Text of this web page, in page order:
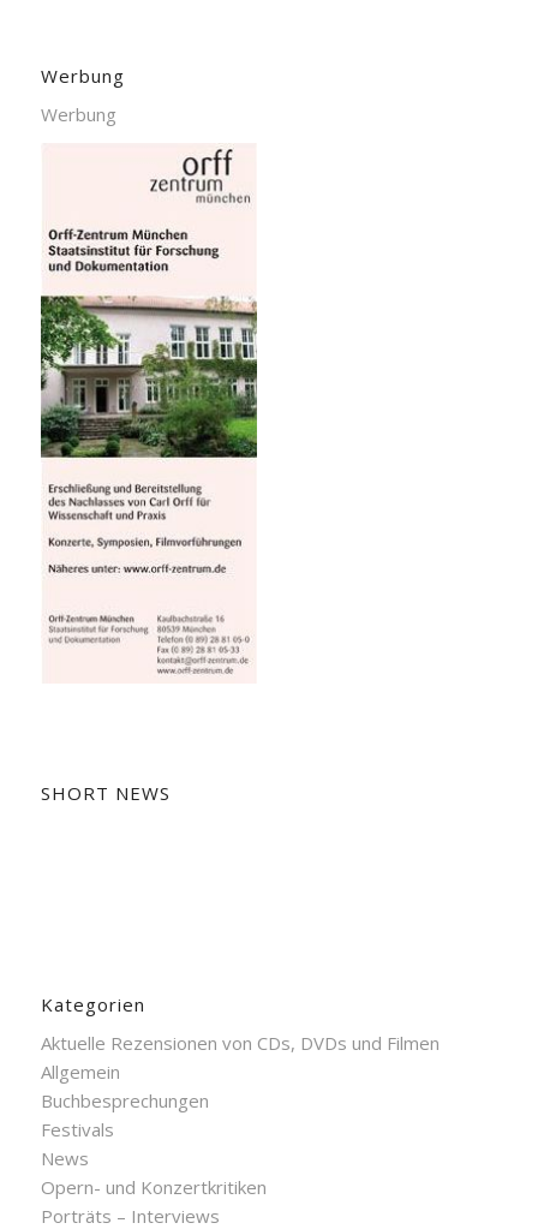
Werbung
Werbung
SHORT NEWS
Kategorien
Aktuelle Rezensionen von CDs, DVDs und Filmen
Allgemein
Buchbesprechungen
Festivals
News
Opern- und Konzertkritiken
Porträts – Interviews